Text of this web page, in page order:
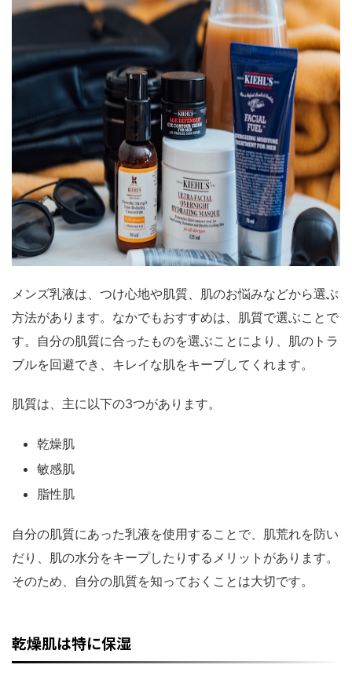
メンズ乳液は、つけ心地や肌質、肌のお悩みなどから選ぶ
方法があります。なかでもおすすめは、肌質で選ぶことで
す。自分の肌質に合ったものを選ぶことにより、肌のトラ
ブルを回避でき、キレイな肌をキープしてくれます。
肌質は、主に以下の3つがあります。
乾燥肌
敏感肌
脂性肌
自分の肌質にあった乳液を使用することで、肌荒れを防い
だり、肌の水分をキープしたりするメリットがあります。
そのため、自分の肌質を知っておくことは大切です。
乾燥肌は特に保湿